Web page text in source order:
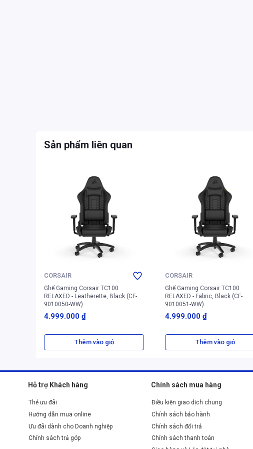
Sản phẩm liên quan
CORSAIR
Ghế Gaming Corsair TC100
RELAXED - Leatherette, Black (CF-
9010050-WW)
4.999.000 ₫
Thêm vào giỏ
CORSAIR
Ghế Gaming Corsair TC100
RELAXED - Fabric, Black (CF-
9010051-WW)
4.999.000 ₫
Thêm vào giỏ
Hỗ trợ Khách hàng
Thẻ ưu đãi
Hướng dẫn mua online
Ưu đãi dành cho Doanh nghiệp
Chính sách trả góp
Chính sách mua hàng
Điều kiện giao dịch chung
Chính sách bảo hành
Chính sách đổi trả
Chính sách thanh toán